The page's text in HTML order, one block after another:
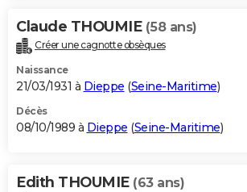
Claude THOUMIE (58 ans)
Créer une cagnotte obsèques
Naissance
21/03/1931 à Dieppe (Seine-Maritime)
Décès
08/10/1989 à Dieppe (Seine-Maritime)
Edith THOUMIE (63 ans)